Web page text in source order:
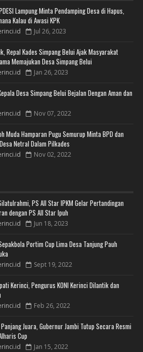
Lampung Minta Pendamping Desa di Hapus,
Kalau di Awasi KPK
Jul 26, 2023
Repal Kades Simpang Belui Ajak Masyarakat
Memajukan Desa Simpang Belui
Jan 26, 2023
Desa Simpang Belui Bejalan Dengan Aman dan
Nov 07, 2022
Muda Hamparan Pugu Semurup Minta BPD dan
Netral Dalam Pilkades
Nov 02, 2022
PS All Star IPKM Gelar Pertandingan
dengan PS All Star Ipuh
Jun 18, 2023
Portim Cup Lima Desa Tanjung Pauh
Sept 19, 2022
Kerinci, Pengurus KONI Kerinci Dilantik dan
Feb 26, 2022
Juara, Gubernur Jambi Tutup Secara Resmi
Cup
Jan 15, 2022